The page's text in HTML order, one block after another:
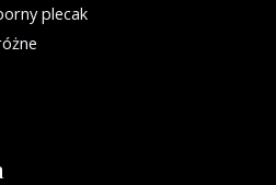
plecak